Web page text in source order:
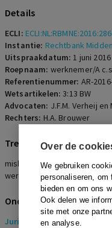
Over de
We gebruiken
personaliseren,
bieden en om ons
Ook delen we
site met onze
en analyse.
onthouden.
Details
ECLI:
Instantie: Rechtbank
Uitspraakdatum:1 juni 2016
Roepnaam: werknemer/A
Referentienummer: AR-
Wetsartikelen:3:13 BW
Advocaten: J.F.M. Verheij en
Rechters: H.A. Brouwer
Trefwoorden
misbruik van recht,
werkmaatschappij,
Onderwerpen
Juridisch> Arbeidsrecht